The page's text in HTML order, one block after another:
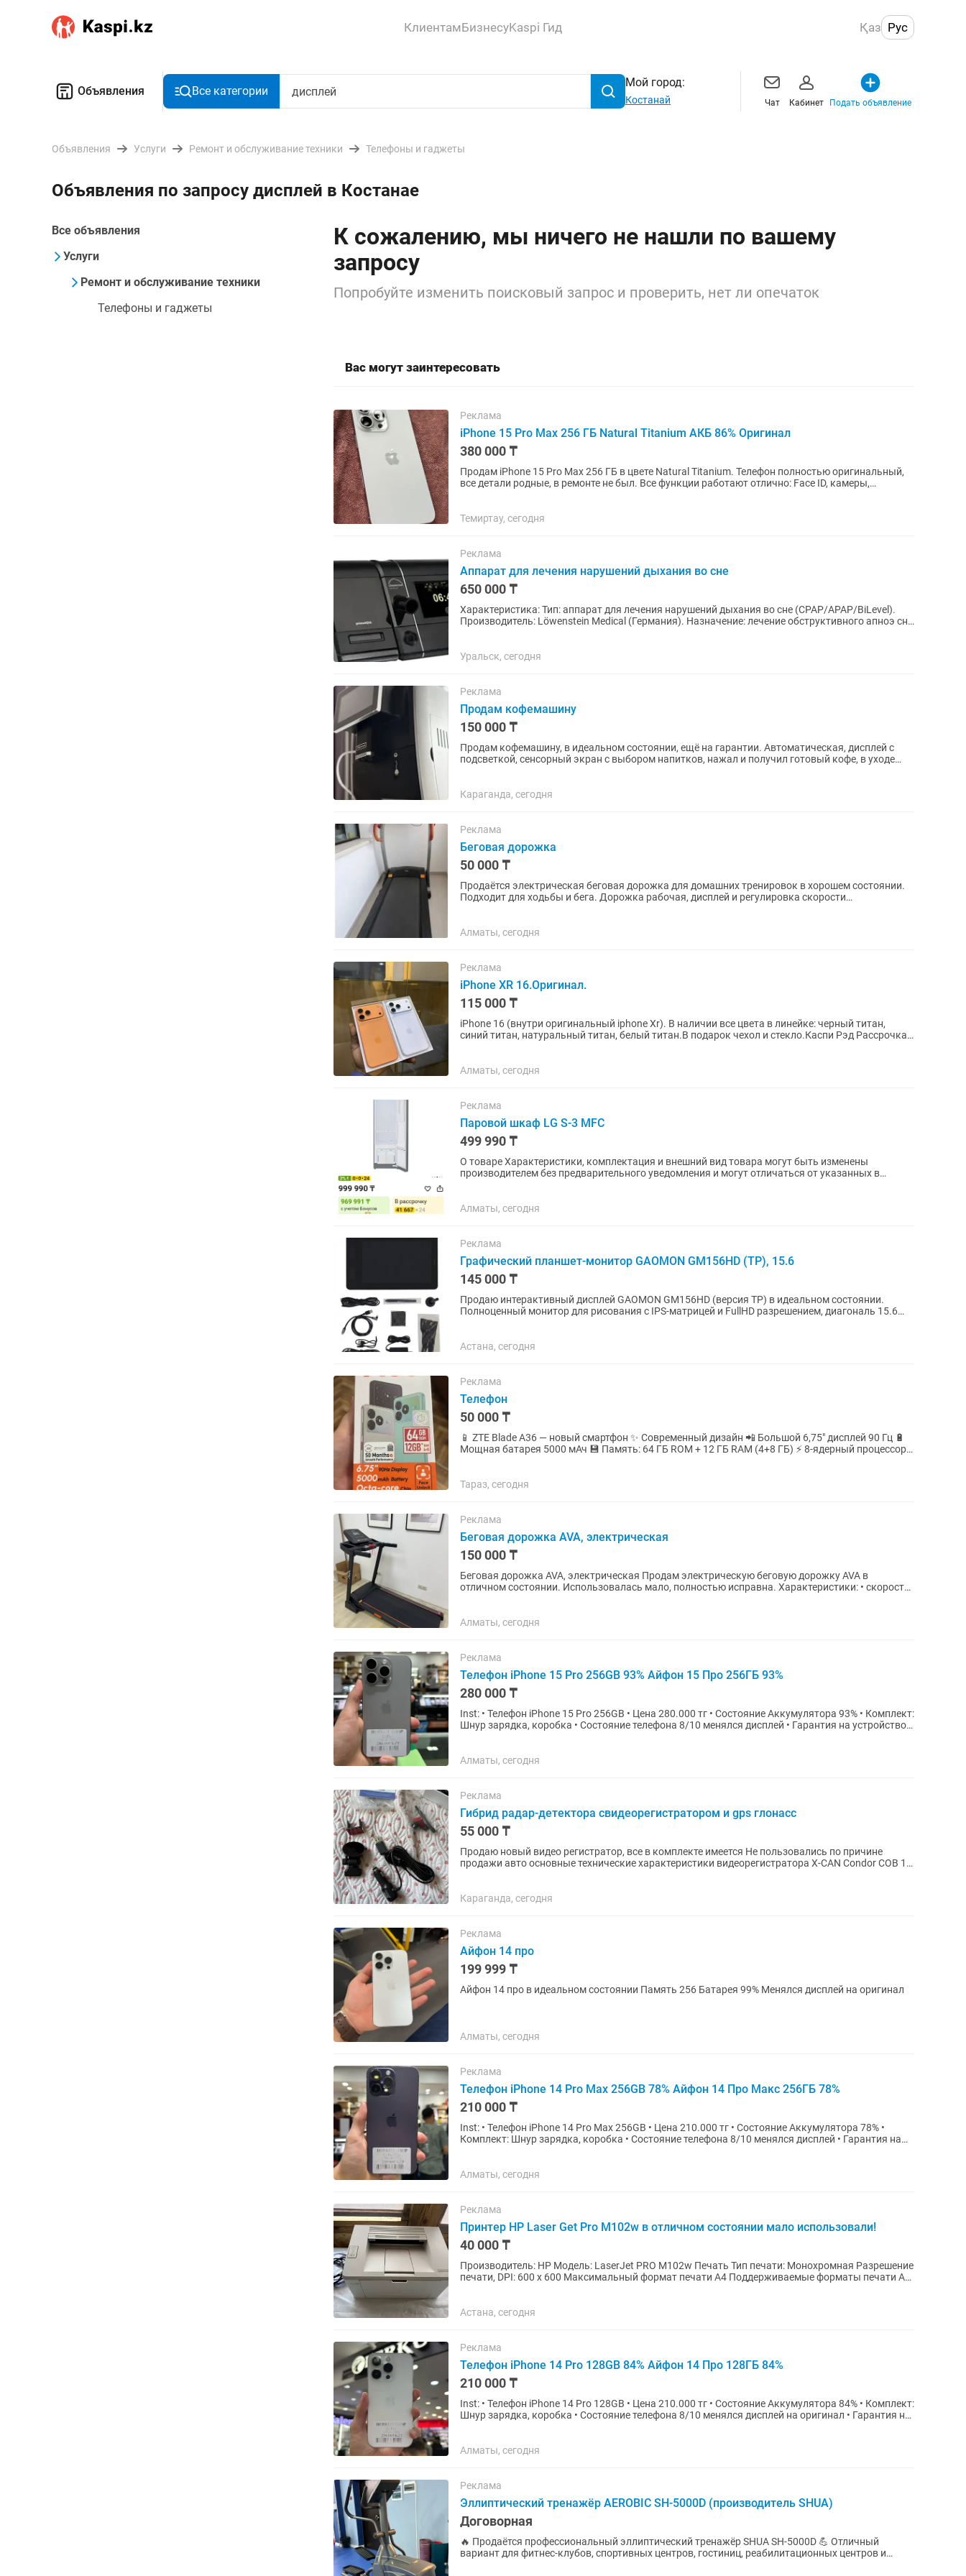
КлиентамБизнесуKaspi Гид Қаз Рус
Объявления Все категории
Мой город:
Костанай Чат Кабинет Подать объявление
Объявления Услуги Ремонт и обслуживание техники Телефоны и гаджеты
Объявления по запросу дисплей в Костанае
Все объявления
Услуги
Ремонт и обслуживание техники
Телефоны и гаджеты
К сожалению, мы ничего не нашли по вашему
запросу
Попробуйте изменить поисковый запрос и проверить, нет ли опечаток
Вас могут заинтересовать
Реклама
iPhone 15 Pro Max 256 ГБ Natural Titanium АКБ 86% Оригинал
380 000 ₸
Продам iPhone 15 Pro Max 256 ГБ в цвете Natural Titanium. Телефон полностью оригинальный,
все детали родные, в ремонте не был. Все функции работают отлично: Face ID, камеры,
Темиртау, сегодня
Реклама
Аппарат для лечения нарушений дыхания во сне
650 000 ₸
Характеристика: Тип: аппарат для лечения нарушений дыхания во сне (CPAP/APAP/BiLevel).
Производитель: Löwenstein Medical (Германия). Назначение: лечение обструктивного апноэ сна
Уральск, сегодня
Реклама
Продам кофемашину
150 000 ₸
Продам кофемашину, в идеальном состоянии, ещё на гарантии. Автоматическая, дисплей с
подсветкой, сенсорный экран с выбором напитков, нажал и получил готовый кофе, в уходе
Караганда, сегодня
Реклама
Беговая дорожка
50 000 ₸
Продаётся электрическая беговая дорожка для домашних тренировок в хорошем состоянии.
Подходит для ходьбы и бега. Дорожка рабочая, дисплей и регулировка скорости
Алматы, сегодня
Реклама
iPhone XR 16.Оригинал.
115 000 ₸
iPhone 16 (внутри оригинальный iphone Xr). В наличии все цвета в линейке: черный титан,
синий титан, натуральный титан, белый титан.В подарок чехол и стекло.Каспи Рэд Рассрочка .
Алматы, сегодня
Реклама
Паровой шкаф LG S-3 MFC
499 990 ₸
О товаре Характеристики, комплектация и внешний вид товара могут быть изменены
производителем без предварительного уведомления и могут отличаться от указанных в
Алматы, сегодня
Реклама
Графический планшет-монитор GAOMON GM156HD (TP), 15.6
145 000 ₸
Продаю интерактивный дисплей GAOMON GM156HD (версия TP) в идеальном состоянии.
Полноценный монитор для рисования с IPS-матрицей и FullHD разрешением, диагональ 15.6
Астана, сегодня
Реклама
Телефон
50 000 ₸
📱 ZTE Blade A36 — новый смартфон ✨ Современный дизайн 📲 Большой 6,75″ дисплей 90 Гц 🔋
Мощная батарея 5000 мАч 💾 Память: 64 ГБ ROM + 12 ГБ RAM (4+8 ГБ) ⚡ 8-ядерный процессор
Тараз, сегодня
Реклама
Беговая дорожка AVA, электрическая
150 000 ₸
Беговая дорожка AVA, электрическая Продам электрическую беговую дорожку AVA в
отличном состоянии. Использовалась мало, полностью исправна. Характеристики: • скорость
Алматы, сегодня
Реклама
Телефон iPhone 15 Pro 256GB 93% Айфон 15 Про 256ГБ 93%
280 000 ₸
Inst: • Телефон iPhone 15 Pro 256GB • Цена 280.000 тг • Состояние Аккумулятора 93% • Комплект:
Шнур зарядка, коробка • Состояние телефона 8/10 менялся дисплей • Гарантия на устройство
Алматы, сегодня
Реклама
Гибрид радар-детектора свидеорегистратором и gps глонасс
55 000 ₸
Продаю новый видео регистратор, все в комплекте имеется Не пользовались по причине
продажи авто основные технические характеристики видеорегистратора X-CAN Condor СОВ 1
Караганда, сегодня
Реклама
Айфон 14 про
199 999 ₸
Айфон 14 про в идеальном состоянии Память 256 Батарея 99% Менялся дисплей на оригинал
Алматы, сегодня
Реклама
Телефон iPhone 14 Pro Max 256GB 78% Айфон 14 Про Макс 256ГБ 78%
210 000 ₸
Inst: • Телефон iPhone 14 Pro Max 256GB • Цена 210.000 тг • Состояние Аккумулятора 78% •
Комплект: Шнур зарядка, коробка • Состояние телефона 8/10 менялся дисплей • Гарантия на
Алматы, сегодня
Реклама
Принтер HP Laser Get Pro M102w в отличном состоянии мало использовали!
40 000 ₸
Производитель: HP Модель: LaserJet PRO M102w Печать Тип печати: Монохромная Разрешение
печати, DPI: 600 x 600 Максимальный формат печати A4 Поддерживаемые форматы печати А4,
Астана, сегодня
Реклама
Телефон iPhone 14 Pro 128GB 84% Айфон 14 Про 128ГБ 84%
210 000 ₸
Inst: • Телефон iPhone 14 Pro 128GB • Цена 210.000 тг • Состояние Аккумулятора 84% • Комплект:
Шнур зарядка, коробка • Состояние телефона 8/10 менялся дисплей на оригинал • Гарантия на
Алматы, сегодня
Реклама
Эллиптический тренажёр AEROBIC SH-5000D (производитель SHUA)
Договорная
🔥 Продаётся профессиональный эллиптический тренажёр SHUA SH-5000D 💪 Отличный
вариант для фитнес-клубов, спортивных центров, гостиниц, реабилитационных центров и